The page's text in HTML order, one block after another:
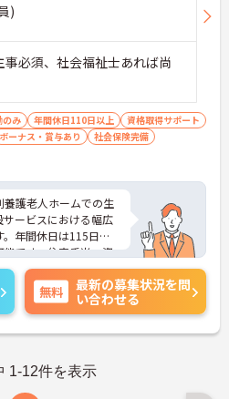
)
必須、社会福祉士あれば尚
のみ 年間休日110日以上
資格取得サポート
ボーナス・賞与あり
社会保険完備
護老人ホームでの生
ービスにおける幅広
年間休日は115日あ
です。住宅手当、資
力です。
ントなど、さらに詳
ご相談ください。
無料
最新の募集状況を問
い合わせる
1-12件を表示